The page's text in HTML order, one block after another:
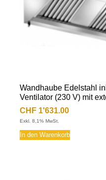
Wandhaube Edelstahl
Ventilator (230 V) mit
Fettauffangrinne, herausnehmbare
Flammschutzfilter Typ-
Leuchtstoffröhre,
CHF 1'631.00
Exkl. 8,1% MwSt.
In den Warenkorb